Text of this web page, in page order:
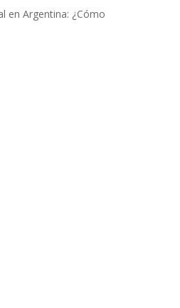
en Argentina: ¿Cómo